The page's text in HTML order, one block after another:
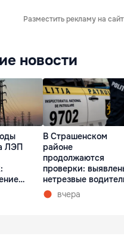
Разместить рекламу на
новости
ЛЭП
недели
В Страшенском
районе
продолжаются
проверки:
нетрезвые
вчера